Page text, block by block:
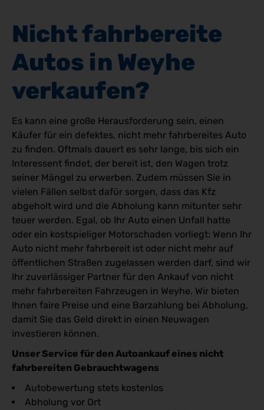
Nicht fahrbereite
Autos in Weyhe
verkaufen?
Es kann eine große Herausforderung sein, einen
Käufer für ein defektes, nicht mehr fahrbereites Auto
zu finden. Oftmals dauert es sehr lange, bis sich ein
Interessent findet, der bereit ist, den Wagen trotz
seiner Mängel zu erwerben. Zudem müssen Sie in
vielen Fällen selbst dafür sorgen, dass das Kfz
abgeholt wird und die Abholung kann mitunter sehr
teuer werden. Egal, ob Ihr Auto einen Unfall hatte
oder ein kostspieliger Motorschaden vorliegt: Wenn Ihr
Auto nicht mehr fahrbereit ist oder nicht mehr auf
öffentlichen Straßen zugelassen werden darf, sind wir
Ihr zuverlässiger Partner für den Ankauf von nicht
mehr fahrbereiten Fahrzeugen in Weyhe. Wir bieten
Ihnen faire Preise und eine Barzahlung bei Abholung,
damit Sie das Geld direkt in einen Neuwagen
investieren können.
Unser Service für den Autoankauf eines nicht
fahrbereiten Gebrauchtwagens
Autobewertung stets kostenlos
Abholung vor Ort